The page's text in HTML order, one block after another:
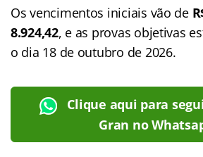
Os vencimentos iniciais vão de
8.924,42, e as provas objetivas
o dia 18 de outubro de 2026.
Clique aqui para
Gran no